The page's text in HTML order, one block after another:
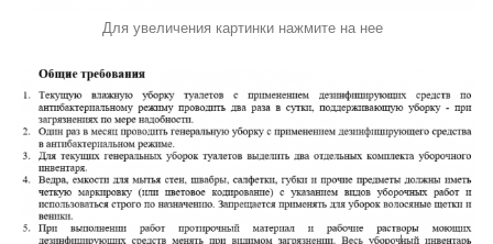
Для увеличения картинки нажмите на нее